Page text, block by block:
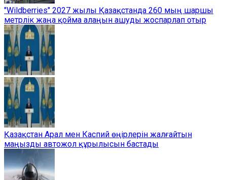
"Wildberries" 2027 жылы Қазақстанда 260 мың шаршы
метрлік жаңа қойма алаңын ашуды жоспарлап отыр
Қазақстан Арал мен Каспий өңірлерін жалғайтын
маңызды автожол құрылысын бастады